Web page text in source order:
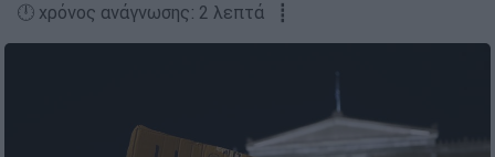
🕛 χρόνος ανάγνωσης: 2 λεπτά ┋